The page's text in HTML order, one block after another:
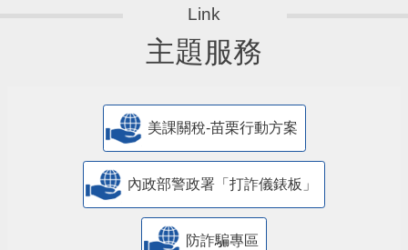
主題服務
美課關稅-苗栗行動方案
內政部警政署「打詐儀錶板」
防詐騙專區